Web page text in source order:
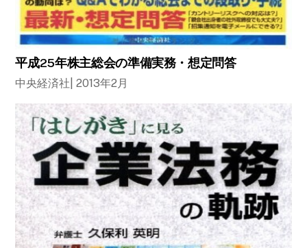
平成25年株主総会の準備実務・想定問答
中央経済社| 2013年2月